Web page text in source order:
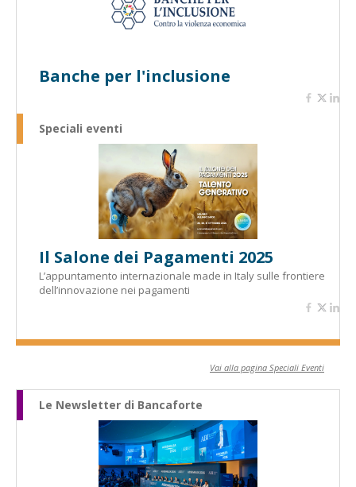
Banche per l'inclusione
Speciali eventi
Il Salone dei Pagamenti 2025
L’appuntamento internazionale made in Italy sulle frontiere
dell’innovazione nei pagamenti
Vai alla pagina Speciali Eventi
Le Newsletter di Bancaforte